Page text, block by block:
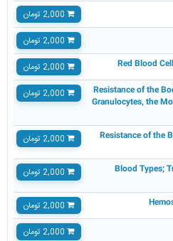
Red Blood
Resistance of the
Granulocytes, the
Resistance of the
Blood Types;